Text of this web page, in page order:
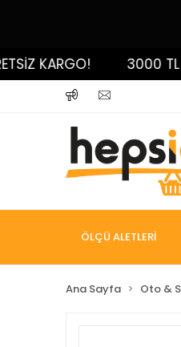
KARGO! 3000 TL
ÖLÇÜ ALETLERİ
Ana Sayfa Oto &